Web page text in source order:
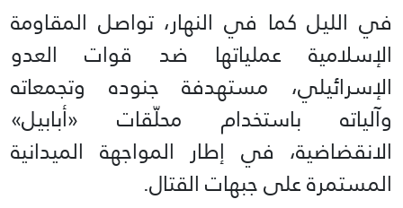
في الليل كما في النهار، تواصل المقاومة
الإسلامية عملياتها ضد قوات العدو
الإسرائيلي، مستهدفة جنوده وتجمعاته
وآلياته باستخدام محلّقات «أبابيل»
الانقضاضية، في إطار المواجهة الميدانية
المستمرة على جبهات القتال.